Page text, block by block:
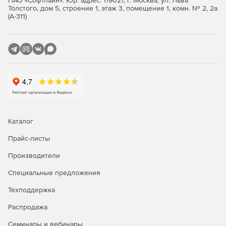
расстояний»
распределение заказов между курьерами, оценка
Сервисы доставки: автоматическое определение зон
Транспортные и экспедиционные компании:
грузов, проверка доступности дорог, исключение
магазинами, анализ транспортной доступности точек
Толстого, дом 5, строение 1, этаж 3, помещение 1, комн. № 2, 2а
(А-311)
Каталог
Прайс-листы
Производители
Специальные предложения
Техподдержка
Распродажа
Семинары и вебинары